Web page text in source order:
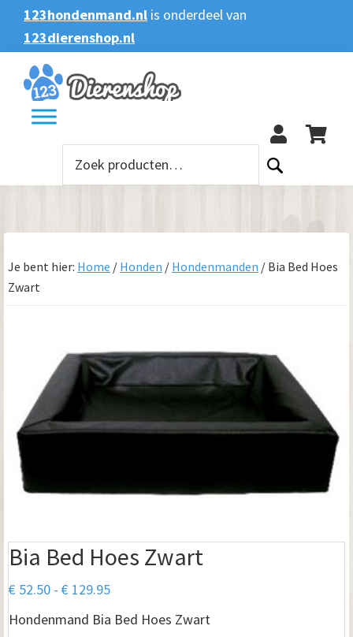
Spring
naar
de
hoofdnavigatie
Door
naar
de
hoofd
inhoud
Spring
naar
de
voettekst
123hondenmand.nl is onderdeel van
123dierenshop.nl
Zoeken
Zoeken
naar:
Je bent hier: Home / Honden / Hondenmanden / Bia Bed Hoes
Zwart
Bia Bed Hoes Zwart
€ 52.50 - € 129.95Prijsklasse:
€ 52.50
Hondenmand Bia Bed Hoes Zwart